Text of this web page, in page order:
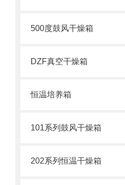
500度鼓风干燥箱
DZF真空干燥箱
恒温培养箱
101系列鼓风干燥箱
202系列恒温干燥箱